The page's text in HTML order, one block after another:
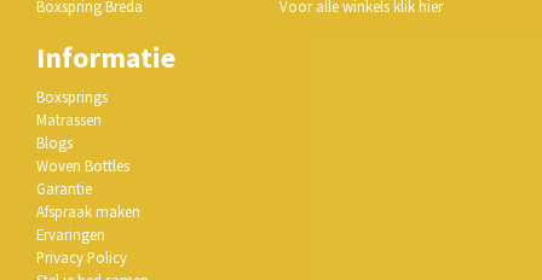
Boxspring Breda
Voor alle winkels klik hier
Informatie
Boxsprings
Matrassen
Blogs
Woven Bottles
Garantie
Afspraak maken
Ervaringen
Privacy Policy